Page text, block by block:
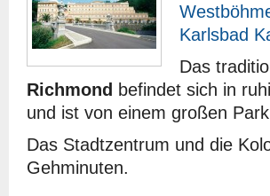
Karlsbad
Das
Richmond befindet sich in
und ist von einem großen
Das Stadtzentrum und die
Gehminuten.